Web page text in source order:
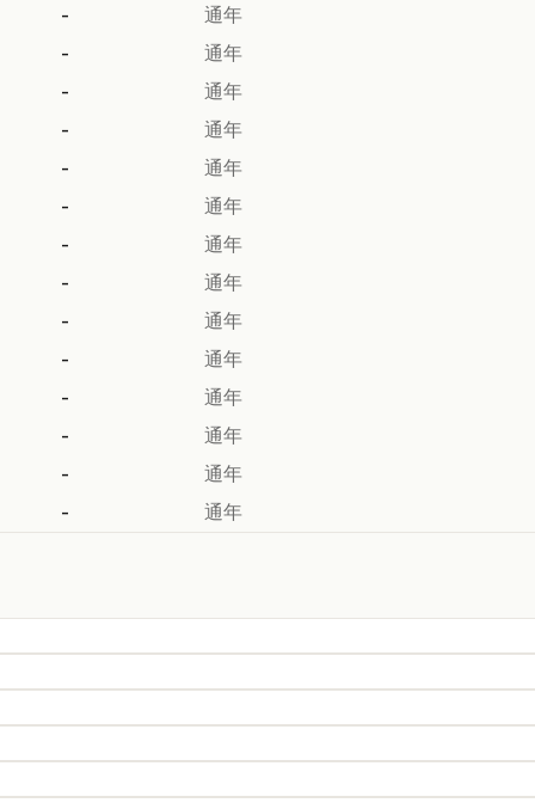
- 通年
- 通年
- 通年
- 通年
- 通年
- 通年
- 通年
- 通年
- 通年
- 通年
- 通年
- 通年
- 通年
- 通年